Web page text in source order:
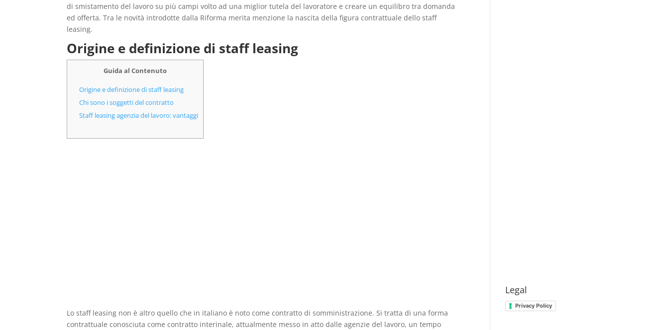
di smistamento del lavoro su più campi volto ad una miglior tutela del lavoratore e creare un equilibro tra domanda
ed offerta. Tra le novità introdotte dalla Riforma merita menzione la nascita della figura contrattuale dello staff
leasing.
Origine e definizione di staff leasing
Guida al Contenuto
Origine e definizione di staff leasing
Chi sono i soggetti del contratto
Staff leasing agenzia del lavoro: vantaggi
Lo staff leasing non è altro quello che in italiano è noto come contratto di somministrazione. Si tratta di una forma
contrattuale conosciuta come contratto interinale, attualmente messo in atto dalle agenzie del lavoro, un tempo
Legal
Privacy Policy